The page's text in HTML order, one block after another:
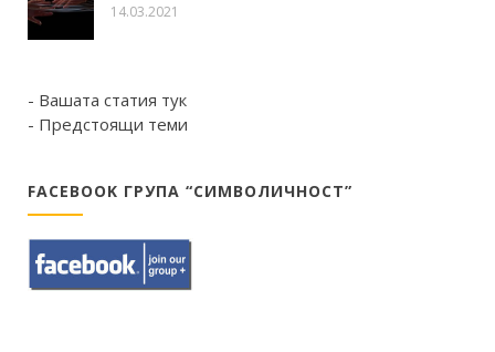
14.03.2021
- Вашата статия тук
- Предстоящи теми
FACEBOOK ГРУПА “СИМВОЛИЧНОСТ”